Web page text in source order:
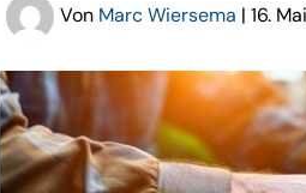
Von Marc Wiersema | 16.